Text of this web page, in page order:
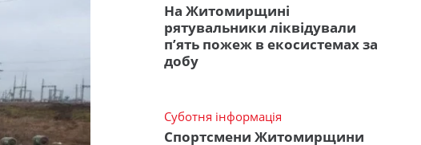
На Житомирщині
рятувальники ліквідували
п’ять пожеж в екосистемах за
добу
Суботня інформація
Спортсмени Житомирщини